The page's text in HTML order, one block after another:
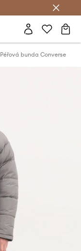
Péřová bunda Converse